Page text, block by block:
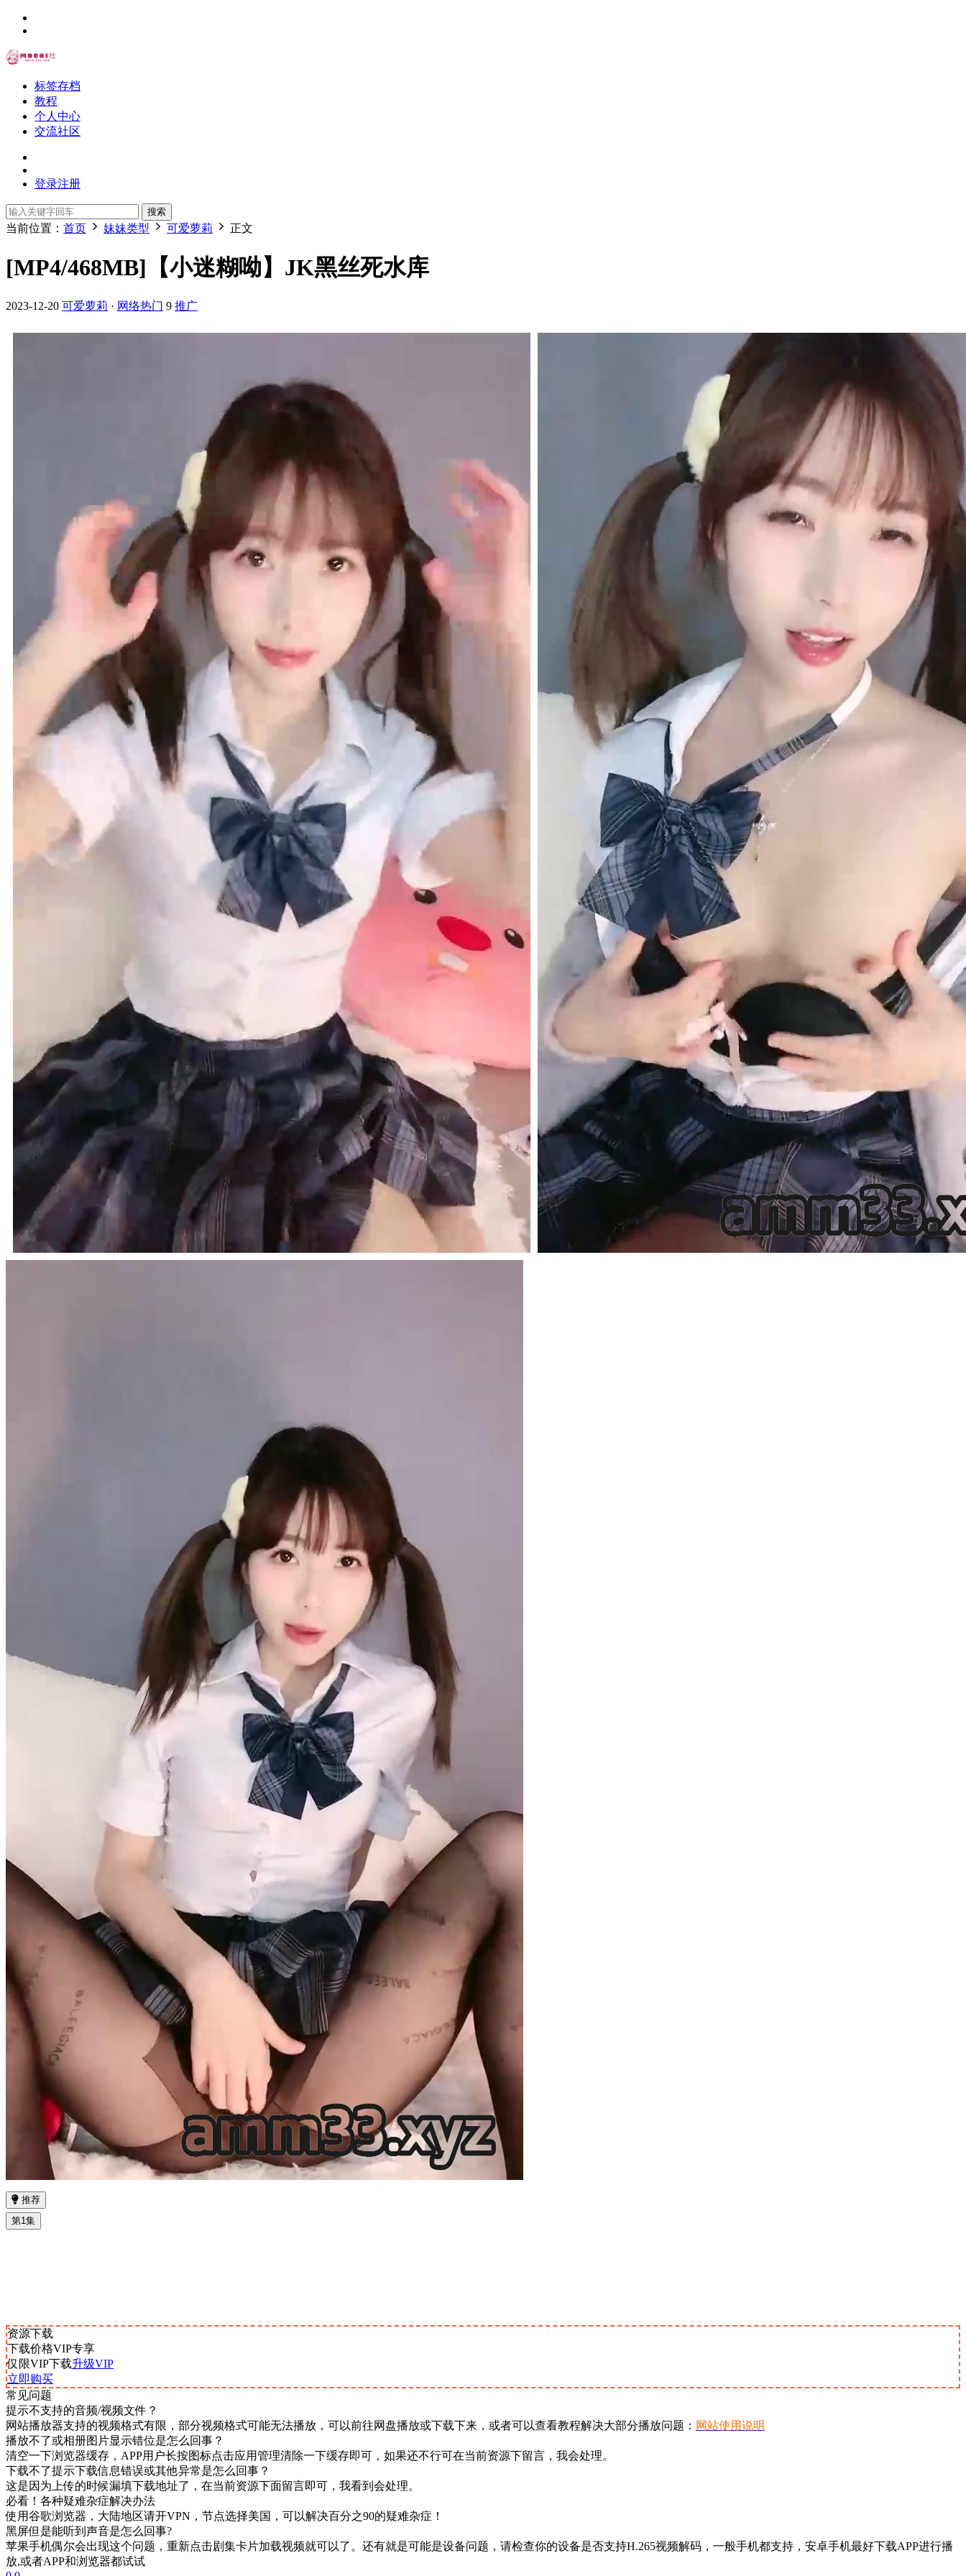
标签存档
教程
个人中心
交流社区
登录注册
搜索
当前位置： 首页 妹妹类型 可爱萝莉 正文
[MP4/468MB]【小迷糊呦】JK黑丝死水库
2023-12-20 可爱萝莉 · 网络热门 9 推广
推荐
第1集
资源下载
下载价格VIP专享
仅限VIP下载升级VIP
立即购买
常见问题
提示不支持的音频/视频文件？
网站播放器支持的视频格式有限，部分视频格式可能无法播放，可以前往网盘播放或下载下来，或者可以查看教程解决大部分播放问题： 网站使用说明
播放不了或相册图片显示错位是怎么回事？
清空一下浏览器缓存，APP用户长按图标点击应用管理清除一下缓存即可，如果还不行可在当前资源下留言，我会处理。
下载不了提示下载信息错误或其他异常是怎么回事？
这是因为上传的时候漏填下载地址了，在当前资源下面留言即可，我看到会处理。
必看！各种疑难杂症解决办法
使用谷歌浏览器，大陆地区请开VPN，节点选择美国，可以解决百分之90的疑难杂症！
黑屏但是能听到声音是怎么回事?
苹果手机偶尔会出现这个问题，重新点击剧集卡片加载视频就可以了。还有就是可能是设备问题，请检查你的设备是否支持H.265视频解码，一般手机都支持，安卓手机最好下载APP进行播
放,或者APP和浏览器都试试